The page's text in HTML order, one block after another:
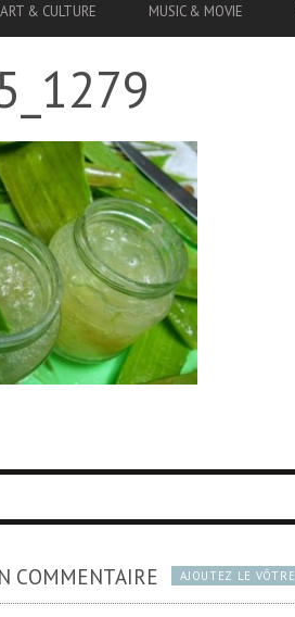
ART & CULTURE MUSIC & MOVIE
COMMENTAIRE AJOUTEZ LE VÔTRE